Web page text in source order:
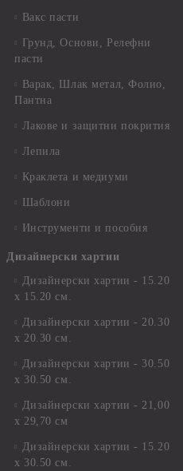
Вакс пасти
Грунд, Основи, Релефни
пасти
Варак, Шлак метал, Фолио,
Пантна
Лакове и защитни покрития
Лепила
Краклета и медиуми
Шаблони
Инструменти и пособия
Дизайнерски хартии
Дизайнерски хартии - 15.20
х 15.20 см.
Дизайнерски хартии - 20.30
х 20.30 см.
Дизайнерски хартии - 30.50
х 30.50 см.
Дизайнерски хартии - 21,00
х 29,70 см
Дизайнерски хартии - 15.20
x 30.50 см.